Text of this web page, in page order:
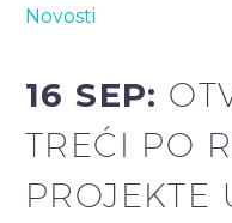
Novosti
16 SEP:
TREĆI PO
PROJEKTE